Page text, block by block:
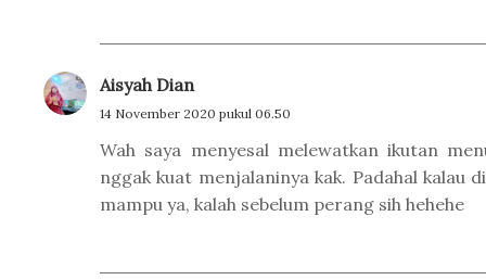
Aisyah Dian
14 November 2020 pukul 06.50
Wah saya menyesal melewatkan ikutan
nggak kuat menjalaninya kak. Padahal kalau
mampu ya, kalah sebelum perang sih hehehe